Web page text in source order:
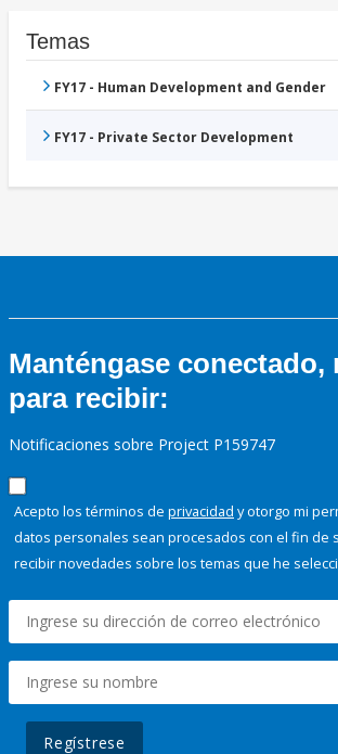
Temas
FY17 - Human Development and Gender
FY17 - Private Sector Development
Manténgase conectado,
para recibir:
Notificaciones sobre Project P159747
Acepto los términos de privacidad y otorgo mi
datos personales sean procesados con el fin de
recibir novedades sobre los temas que he
Regístrese